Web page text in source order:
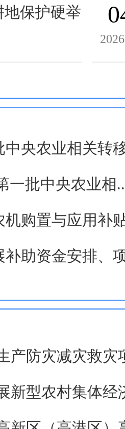
地保护硬举
央农业相关转
一批中央农业相
购置与应用补
助资金安排、
产防灾减灾救
新型农村集体经